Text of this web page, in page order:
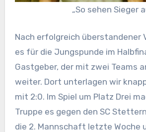
„So sehen Sieger
Nach erfolgreich überstandener
es für die Jungspunde im
Gastgeber, der mit zwei Teams
weiter. Dort unterlagen wir
mit 2:0. Im Spiel um Platz Drei
Truppe es gegen den SC
die 2. Mannschaft letzte Woche